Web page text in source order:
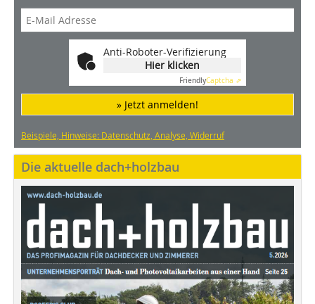
Anti-Roboter-Verifizierung
Hier klicken
FriendlyCaptcha ⇗
» Jetzt anmelden!
Beispiele, Hinweise: Datenschutz, Analyse, Widerruf
Die aktuelle dach+holzbau